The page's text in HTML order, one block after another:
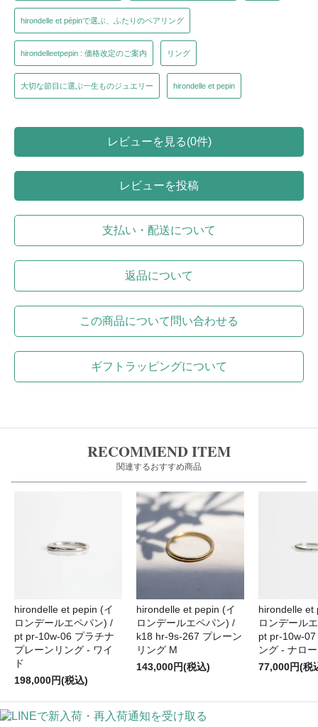
hirondelle et pépinで選ぶ、ふたりのペアリング
hirondelleetpepin : 価格改定のご案内 リング
大切な節目に選ぶ一生ものジュエリー hirondelle et pepin
レビューを見る(0件)
レビューを投稿
支払い・配送について
返品について
この商品について問い合わせる
ギフトラッピングについて
RECOMMEND ITEM
関連するおすすめ商品
hirondelle et pepin (イ
ロンデールエペパン) /
pt pr-10w-06 プラチナ
プレーンリング - ワイ
ド
198,000円(税込)
hirondelle et pepin (イ
ロンデールエペパン) /
k18 hr-9s-267 プレーン
リング M
143,000円(税込)
hirondelle et
ロンデール
pt pr-10w-07
ング - ナロー
77,000円(税